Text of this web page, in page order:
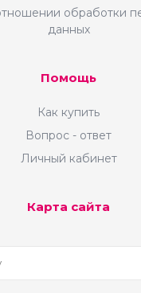
обработки
данных
Помощь
Как купить
Вопрос - ответ
Личный кабинет
Карта сайта